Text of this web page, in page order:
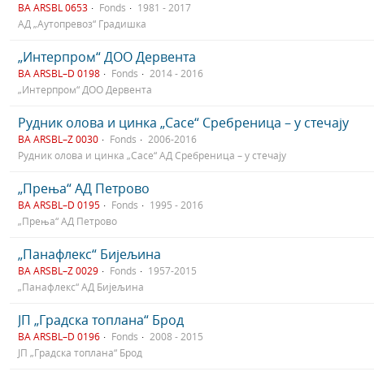
BA ARSBL 0653 Fonds
1981 - 2017
АД „Аутопревоз“ Градишка
„Интерпром“ ДОО Дервента
BA ARSBL–D 0198 Fonds
2014 - 2016
„Интерпром“ ДОО Дервента
Рудник олова и цинка „Сасе“ Сребреница – у стечају
BA ARSBL–Z 0030 Fonds
2006-2016
Рудник олова и цинка „Сасе“ АД Сребреница – у стечају
„Прења“ АД Петрово
BA ARSBL–D 0195 Fonds
1995 - 2016
„Прења“ АД Петрово
„Панафлекс“ Бијељина
BA ARSBL–Z 0029 Fonds
1957-2015
„Панафлекс“ АД Бијељина
ЈП „Градска топлана“ Брод
BA ARSBL–D 0196 Fonds
2008 - 2015
ЈП „Градска топлана“ Брод